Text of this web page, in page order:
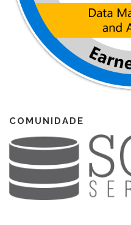
COMUNIDADE